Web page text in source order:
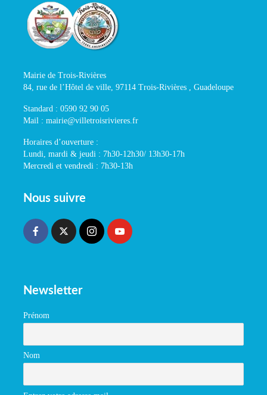
Mairie de Trois-Rivières
84, rue de l’Hôtel de ville, 97114 Trois-Rivières , Guadeloupe
Standard : 0590 92 90 05
Mail : mairie@villetroisrivieres.fr
Horaires d’ouverture :
Lundi, mardi & jeudi : 7h30-12h30/ 13h30-17h
Mercredi et vendredi : 7h30-13h
Nous suivre
Newsletter
Prénom
Nom